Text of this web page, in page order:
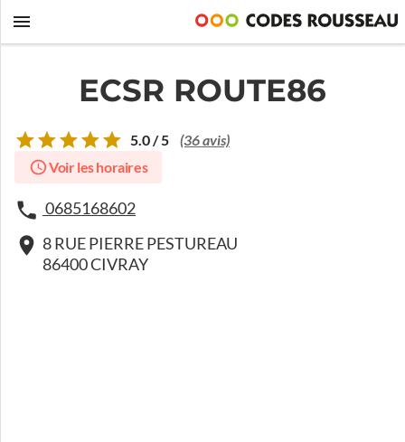
ECSR ROUTE86
5.0 / 5 (36 avis)
Voir les horaires
0685168602
8 RUE PIERRE PESTUREAU
86400 CIVRAY